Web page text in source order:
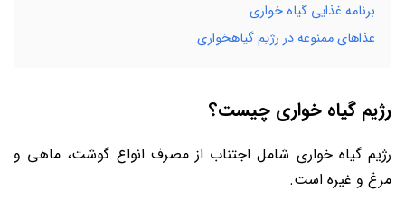
برنامه غذایی گیاه خواری
غذاهای ممنوعه در رژیم گیاهخواری
رژیم گیاه خواری چیست؟
رژیم گیاه خواری شامل اجتناب از مصرف انواع گوشت، ماهی و
مرغ و غیره است.